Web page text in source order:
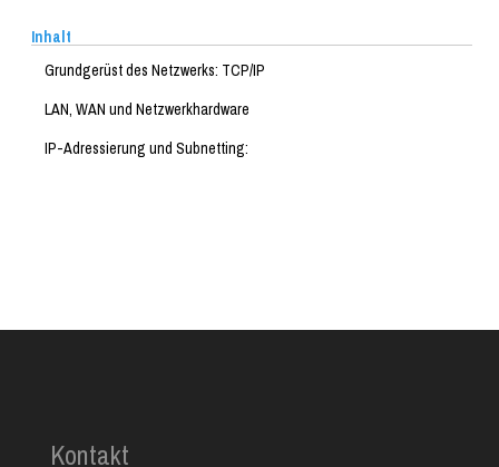
Inhalt
Grundgerüst des Netzwerks: TCP/IP
LAN, WAN und Netzwerkhardware
IP-Adressierung und Subnetting:
Kontakt